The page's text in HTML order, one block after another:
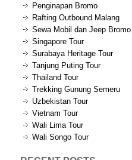
Penginapan Bromo
Rafting Outbound Malang
Sewa Mobil dan Jeep Bromo
Singapore Tour
Surabaya Heritage Tour
Tanjung Puting Tour
Thailand Tour
Trekking Gunung Semeru
Uzbekistan Tour
Vietnam Tour
Wali Lima Tour
Wali Songo Tour